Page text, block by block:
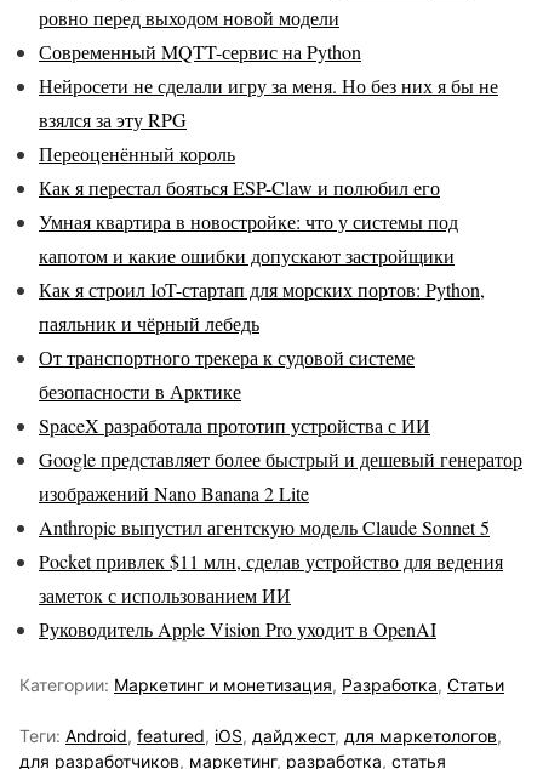
ровно перед выходом новой модели
Современный MQTT-сервис на Python
Нейросети не сделали игру за меня. Но без них я бы не
взялся за эту RPG
Переоценённый король
Как я перестал бояться ESP-Claw и полюбил его
Умная квартира в новостройке: что у системы под
капотом и какие ошибки допускают застройщики
Как я строил IoT-стартап для морских портов: Python,
паяльник и чёрный лебедь
От транспортного трекера к судовой системе
безопасности в Арктике
SpaceX разработала прототип устройства с ИИ
Google представляет более быстрый и дешевый генератор
изображений Nano Banana 2 Lite
Anthropic выпустил агентскую модель Claude Sonnet 5
Pocket привлек $11 млн, сделав устройство для ведения
заметок с использованием ИИ
Руководитель Apple Vision Pro уходит в OpenAI
Категории: Маркетинг и монетизация, Разработка, Статьи
Теги: Android, featured, iOS, дайджест, для маркетологов,
для разработчиков, маркетинг, разработка, статья